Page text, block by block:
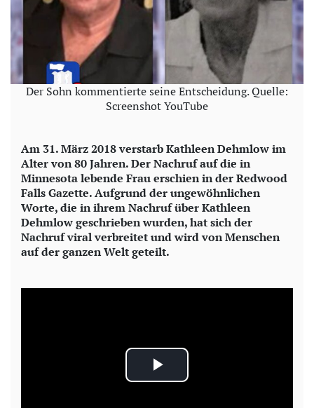
Der Sohn kommentierte seine Entscheidung. Quelle:
Screenshot YouTube
Am 31. März 2018 verstarb Kathleen Dehmlow im
Alter von 80 Jahren. Der Nachruf auf die in
Minnesota lebende Frau erschien in der Redwood
Falls Gazette. Aufgrund der ungewöhnlichen
Worte, die in ihrem Nachruf über Kathleen
Dehmlow geschrieben wurden, hat sich der
Nachruf viral verbreitet und wird von Menschen
auf der ganzen Welt geteilt.
P